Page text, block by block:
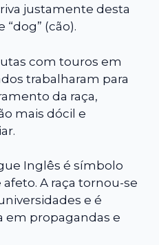
justamente desta
“dog” (cão).
com touros em
trabalharam para
da raça,
mais dócil e
Inglês é símbolo
A raça tornou-se
e é
propagandas e